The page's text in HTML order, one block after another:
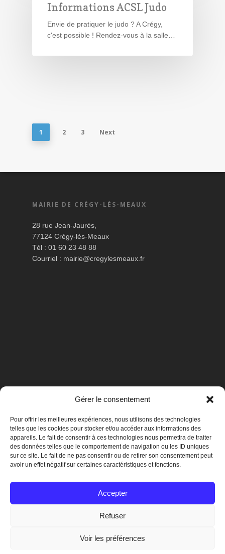
Gérer le consentement
Pour offrir les meilleures expériences, nous utilisons des technologies
telles que les cookies pour stocker et/ou accéder aux informations des
appareils. Le fait de consentir à ces technologies nous permettra de traiter
des données telles que le comportement de navigation ou les ID uniques
sur ce site. Le fait de ne pas consentir ou de retirer son consentement peut
avoir un effet négatif sur certaines caractéristiques et fonctions.
Accepter
Refuser
Voir les préférences
Informations ACSL Judo
Envie de pratiquer le judo ? A Crégy,
c'est possible ! Rendez-vous à la salle…
1 2 3 Next
MAIRIE DE CRÉGY-LÈS-MEAUX
28 rue Jean-Jaurès,
77124 Crégy-lès-Meaux
Tél : 01 60 23 48 88
Courriel : mairie@cregylesmeaux.fr
Mentions légales